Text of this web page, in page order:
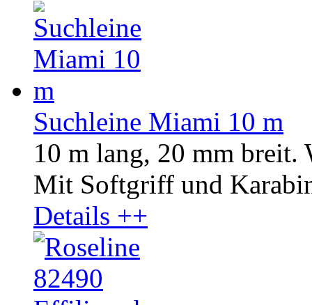
Suchleine Miami 10 m
10 m lang, 20 mm breit.
Mit Softgriff und
Details ++